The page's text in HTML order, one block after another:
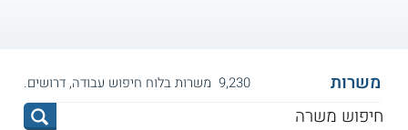
משרות 9,230 משרות בלוח חיפוש עבודה, דרושים.